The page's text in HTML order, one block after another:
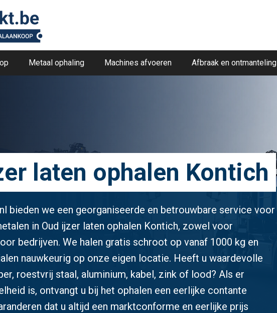
Metaal ophaling Machines afvoeren Afbraak en ontmanteling
laten ophalen Kontich
bieden we een georganiseerde en betrouwbare service voor
in Oud ijzer laten ophalen Kontich, zowel voor
bedrijven. We halen gratis schroot op vanaf 1000 kg en
nauwkeurig op onze eigen locatie. Heeft u waardevolle
roestvrij staal, aluminium, kabel, zink of lood? Als er
is, ontvangt u bij het ophalen een eerlijke contante
dat u altijd een marktconforme en eerlijke prijs